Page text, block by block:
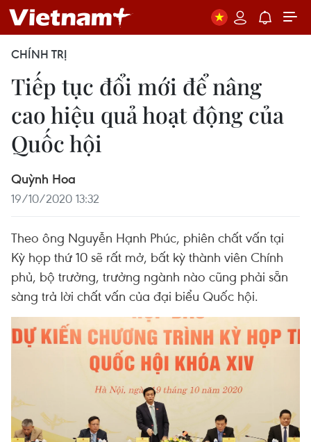
CHÍNH TRỊ
Tiếp tục đổi mới để nâng
cao hiệu quả hoạt động của
Quốc hội
Quỳnh Hoa
19/10/2020 13:32
Theo ông Nguyễn Hạnh Phúc, phiên chất vấn tại
Kỳ họp thứ 10 sẽ rất mở, bất kỳ thành viên Chính
phủ, bộ trưởng, trưởng ngành nào cũng phải sẵn
sàng trả lời chất vấn của đại biểu Quốc hội.